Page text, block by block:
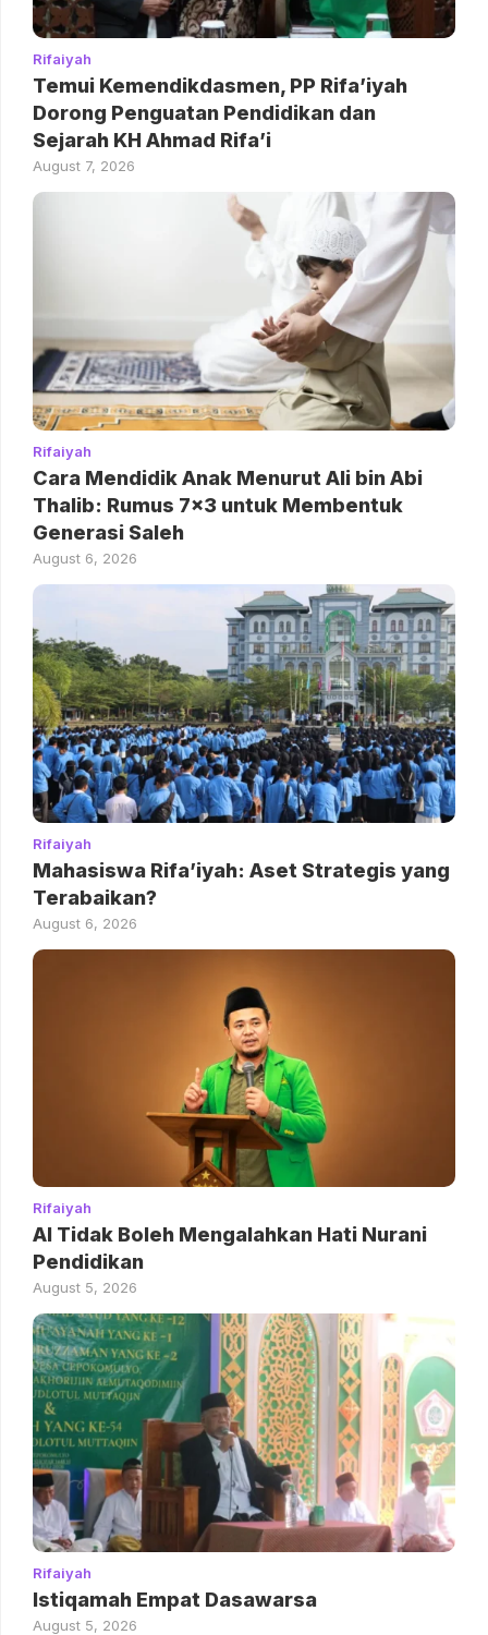
Rifaiyah
Temui Kemendikdasmen, PP Rifa’iyah
Dorong Penguatan Pendidikan dan
Sejarah KH Ahmad Rifa’i
August 7, 2026
Rifaiyah
Cara Mendidik Anak Menurut Ali bin Abi
Thalib: Rumus 7×3 untuk Membentuk
Generasi Saleh
August 6, 2026
Rifaiyah
Mahasiswa Rifa’iyah: Aset Strategis yang
Terabaikan?
August 6, 2026
Rifaiyah
AI Tidak Boleh Mengalahkan Hati Nurani
Pendidikan
August 5, 2026
Rifaiyah
Istiqamah Empat Dasawarsa
August 5, 2026